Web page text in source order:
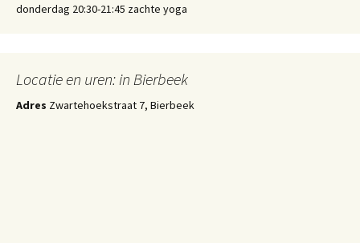
donderdag 20:30-21:45 zachte yoga
Locatie en uren: in Bierbeek
Adres Zwartehoekstraat 7, Bierbeek